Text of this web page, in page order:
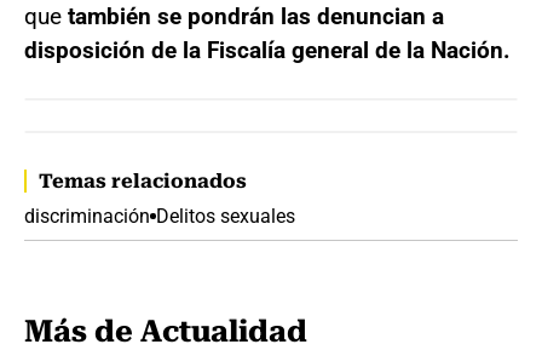
que también se pondrán las denuncian a
disposición de la Fiscalía general de la Nación.
Temas relacionados
discriminación Delitos sexuales
Más de Actualidad